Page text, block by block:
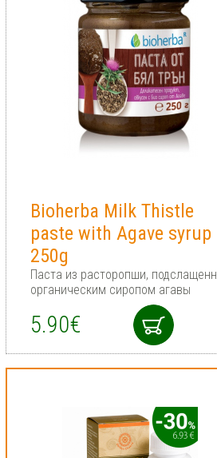
Bioherba Milk Thistle
paste with Agave syrup
250g
Паста из расторопши,
органическим сиропом агавы
5.90€